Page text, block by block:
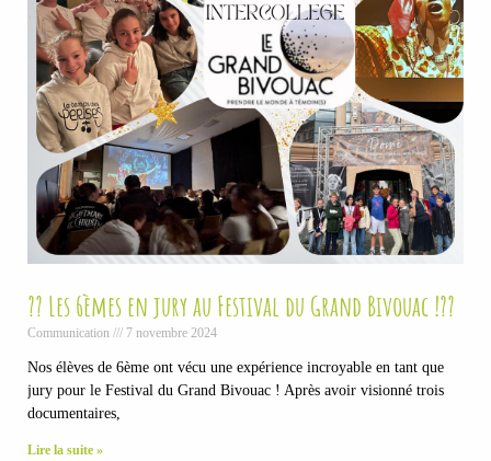
?? Les 6èmes en jury au Festival du Grand Bivouac !??
Communication 7 novembre 2024
Nos élèves de 6ème ont vécu une expérience incroyable en tant que
jury pour le Festival du Grand Bivouac ! Après avoir visionné trois
documentaires,
Lire la suite »